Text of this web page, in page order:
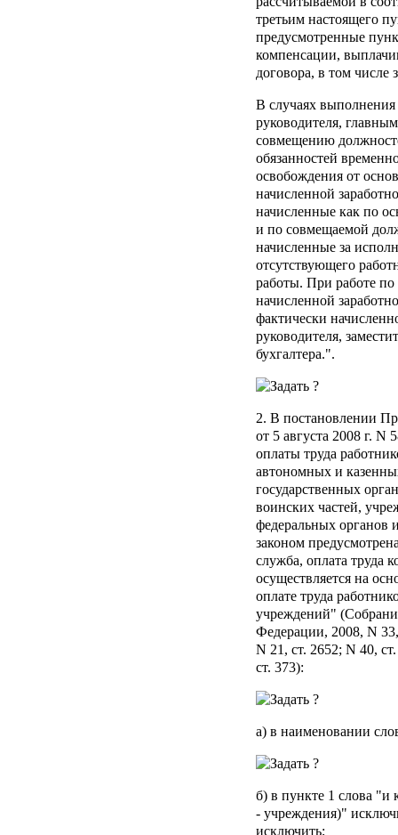
третьим настоящего
предусмотренные
компенсации,
договора, в том числе
В случаях выполнения
руководителя,
совмещению
обязанностей
освобождения от
начисленной
начисленные как по
и по совмещаемой
начисленные за
отсутствующего
работы. При работе по
начисленной
фактически
руководителя,
бухгалтера.".
2. В постановлении
от 5 августа 2008 г.
оплаты труда
автономных и
государственных
воинских частей,
федеральных органов
законом
служба, оплата труда
осуществляется на
оплате труда
учреждений"
Федерации, 2008, N
N 21, ст. 2652; N 40,
ст. 373):
а) в наименовании
б) в пункте 1 слова "и
- учреждения)"
исключить;